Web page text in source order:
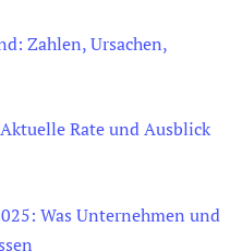
Zahlen, Ursachen,
Rate und Ausblick
Was Unternehmen und